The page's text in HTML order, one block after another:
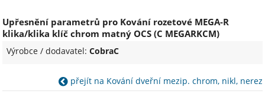
Upřesnění parametrů pro Kování rozetové MEGA-R
klika/klika klíč chrom matný OCS (C MEGARKCM)
Výrobce / dodavatel:CobraC
přejít na Kování dveřní mezip. chrom, nikl, nerez